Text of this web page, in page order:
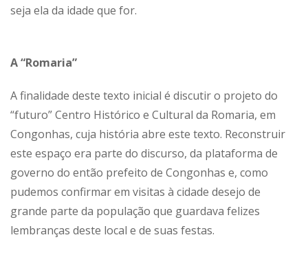
seja ela da idade que for.
A “Romaria”
A finalidade deste texto inicial é discutir o projeto do
“futuro” Centro Histórico e Cultural da Romaria, em
Congonhas, cuja história abre este texto. Reconstruir
este espaço era parte do discurso, da plataforma de
governo do então prefeito de Congonhas e, como
pudemos confirmar em visitas à cidade desejo de
grande parte da população que guardava felizes
lembranças deste local e de suas festas.